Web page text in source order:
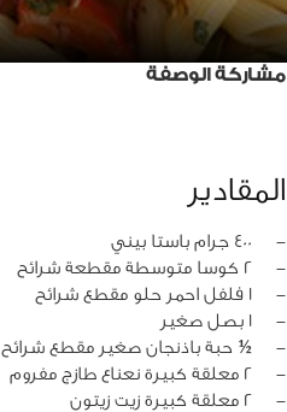
مشاركة الوصفة
المقادير
‏-
400 جرام باستا بيني
‏-
2 كوسا متوسطة مقطعة شرائح
‏-
1 فلفل احمر حلو مقطع شرائح
‏-
1 بصل صغير
‏-
½ حبة باذنجان صغير مقطع شرائح
‏-
2 معلقة كبيرة نعناع طازج مفروم
‏-
2 معلقة كبيرة زيت زيتون